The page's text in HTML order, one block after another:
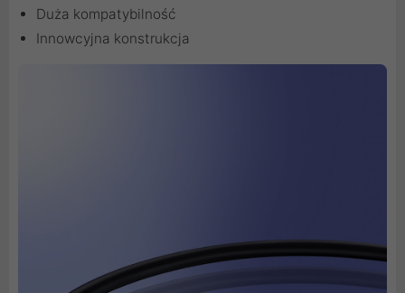
Duża kompatybilność
Innowcyjna konstrukcja